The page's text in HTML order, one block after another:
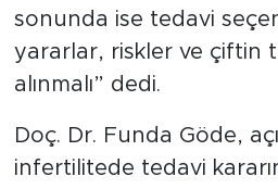
sonunda ise tedavi
yararlar, riskler ve çiftin
alınmalı” dedi.
Doç. Dr. Funda Göde,
infertilitede tedavi